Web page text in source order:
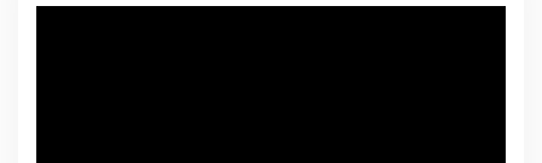
Pemutar